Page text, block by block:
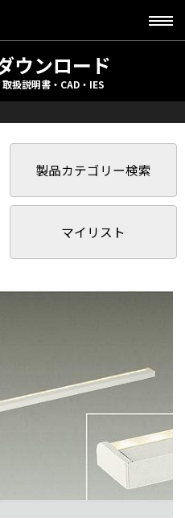
ウンロード
扱説明書・CAD・IES
製品カテゴリー検索
マイリスト